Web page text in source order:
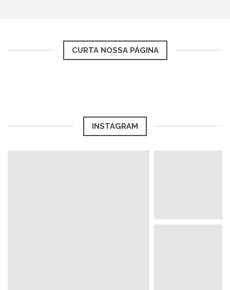
CURTA NOSSA PÁGINA
INSTAGRAM